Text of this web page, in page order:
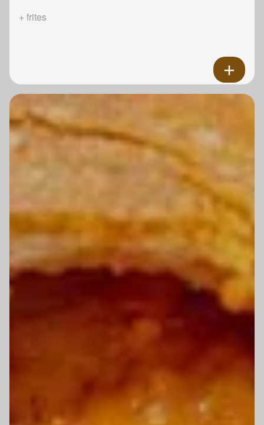
+ frites